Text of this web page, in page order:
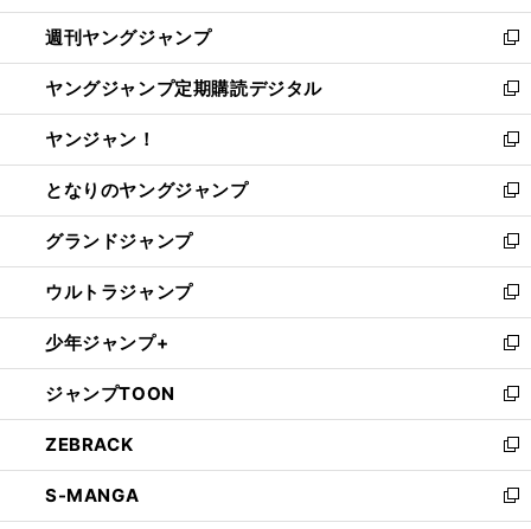
開
く
ウ
で
開
く
ン
ド
ウ
で
開
く
ウ
ィ
ン
ド
ウ
で
開
く
週刊ヤングジャンプ
新
し
い
ウ
ィ
ン
ド
ウ
で
開
く
ヤングジャンプ定期購読デジタル
新
し
い
ウ
ィ
ン
ド
ウ
で
開
く
ヤンジャン！
新
し
い
ウ
ィ
ン
ド
ウ
で
開
く
となりのヤングジャンプ
新
し
い
ウ
ィ
ン
ド
ウ
で
開
く
グランドジャンプ
新
し
い
ウ
ィ
ン
ド
ウ
で
開
く
ウルトラジャンプ
新
し
い
ウ
ィ
ン
ド
ウ
で
開
少年ジャンプ+
新
し
い
ウ
ィ
ン
ド
ウ
ジャンプTOON
新
し
い
ウ
ィ
ン
ZEBRACK
新
し
い
ウ
S-MANGA
新